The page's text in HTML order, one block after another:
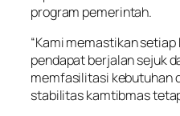
program pemerintah.
“Kami memastikan
pendapat berjalan sejuk
memfasilitasi kebutuhan
stabilitas kamtibmas